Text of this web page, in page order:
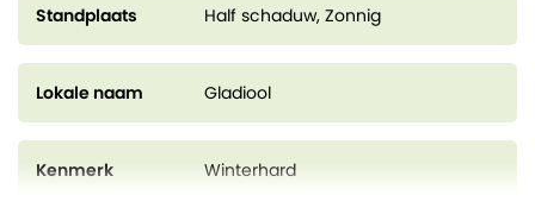
Standplaats Half schaduw, Zonnig
Lokale naam Gladiool
Kenmerk Winterhard